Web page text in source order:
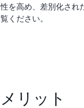
性を高め、差別化され
覧ください。
メリット